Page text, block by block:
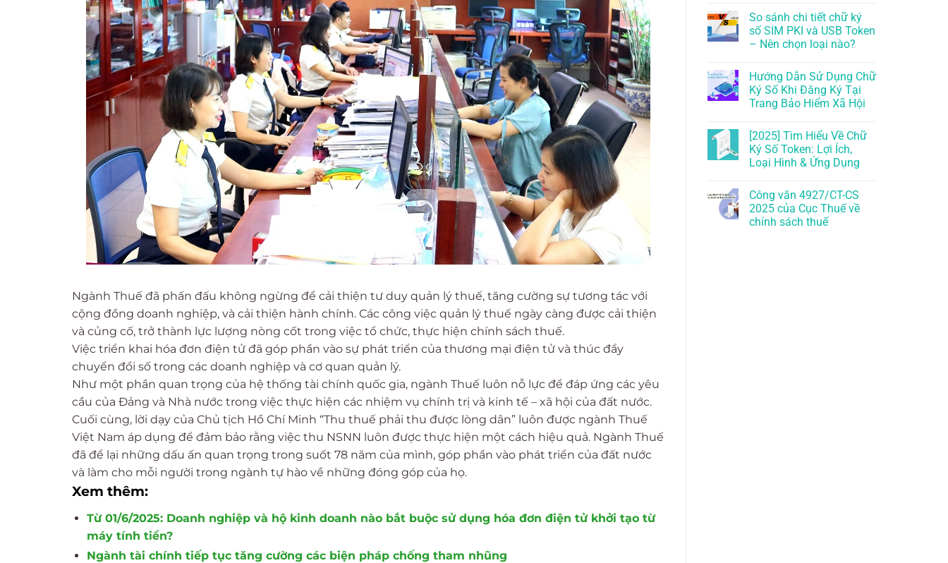
Ngành Thuế đã phấn đấu không ngừng để cải thiện tư duy quản lý thuế, tăng cường sự tương tác với
cộng đồng doanh nghiệp, và cải thiện hành chính. Các công việc quản lý thuế ngày càng được cải thiện
và củng cố, trở thành lực lượng nòng cốt trong việc tổ chức, thực hiện chính sách thuế.
Việc triển khai hóa đơn điện tử đã góp phần vào sự phát triển của thương mại điện tử và thúc đẩy
chuyển đổi số trong các doanh nghiệp và cơ quan quản lý.
Như một phần quan trọng của hệ thống tài chính quốc gia, ngành Thuế luôn nỗ lực để đáp ứng các yêu
cầu của Đảng và Nhà nước trong việc thực hiện các nhiệm vụ chính trị và kinh tế – xã hội của đất nước.
Cuối cùng, lời dạy của Chủ tịch Hồ Chí Minh “Thu thuế phải thu được lòng dân” luôn được ngành Thuế
Việt Nam áp dụng để đảm bảo rằng việc thu NSNN luôn được thực hiện một cách hiệu quả. Ngành Thuế
đã để lại những dấu ấn quan trọng trong suốt 78 năm của mình, góp phần vào phát triển của đất nước
và làm cho mỗi người trong ngành tự hào về những đóng góp của họ.
Xem thêm:
Từ 01/6/2025: Doanh nghiệp và hộ kinh doanh nào bắt buộc sử dụng hóa đơn điện tử khởi tạo từ
máy tính tiền?
Ngành tài chính tiếp tục tăng cường các biện pháp chống tham nhũng
So sánh chi tiết chữ ký
số SIM PKI và USB Token
– Nên chọn loại nào?
Hướng Dẫn Sử Dụng Chữ
Ký Số Khi Đăng Ký Tại
Trang Bảo Hiểm Xã Hội
[2025] Tìm Hiểu Về Chữ
Ký Số Token: Lợi Ích,
Loại Hình & Ứng Dụng
Công văn 4927/CT-CS
2025 của Cục Thuế về
chính sách thuế